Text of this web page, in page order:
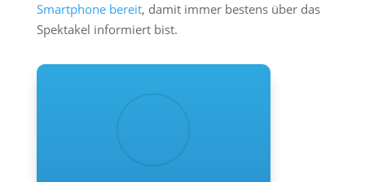
Smartphone bereit, damit immer bestens über das
Spektakel informiert bist.